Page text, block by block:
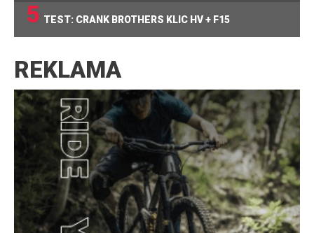
5 TEST: CRANK BROTHERS KLIC HV + F15
REKLAMA